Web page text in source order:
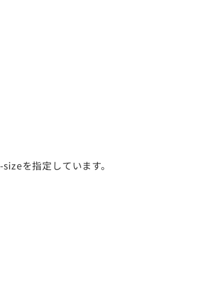
を指定しています。